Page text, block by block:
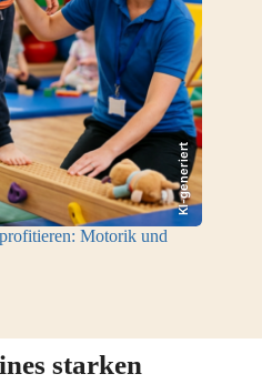
KI-generiert
Motorik und
starken